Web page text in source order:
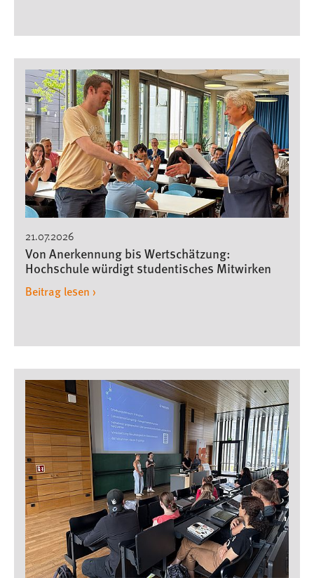
21.07.2026
Von Anerkennung bis Wertschätzung:
Hochschule würdigt studentisches Mitwirken
Beitrag lesen ›